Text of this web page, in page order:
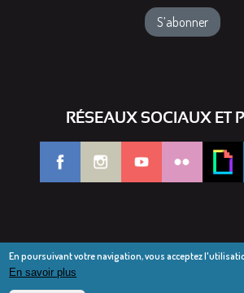
RÉSEAUX SOCIAUX ET
En poursuivant votre navigation, vous acceptez
En savoir plus